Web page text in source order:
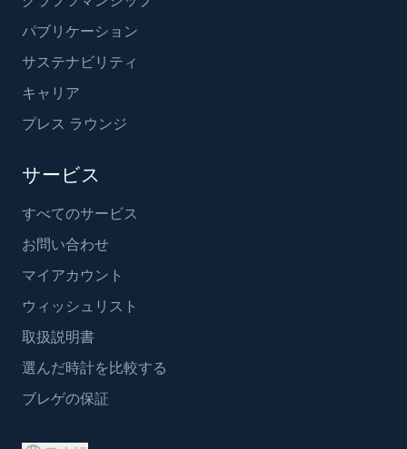
パブリケーション
サステナビリティ
キャリア
プレス ラウンジ
サービス
すべてのサービス
お問い合わせ
マイアカウント
ウィッシュリスト
取扱説明書
選んだ時計を比較する
ブレゲの保証